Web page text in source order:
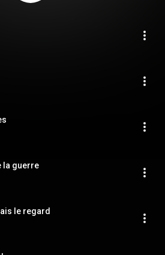
la guerre
le regard